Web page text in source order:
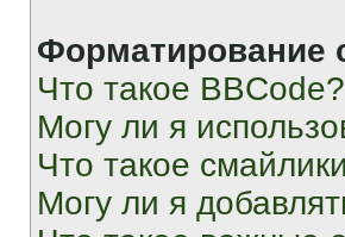
Форматирование
Что такое BBCode?
Могу ли я
Что такое
Могу ли я